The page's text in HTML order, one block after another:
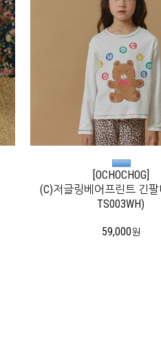
[OCHOCHOG]
(C)저글링베어프린트 긴팔
TS003WH)
59,000원